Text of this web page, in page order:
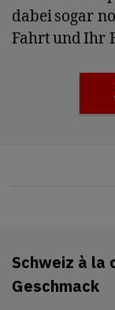
dabei sogar
Fahrt und Ihr
Schweiz à la
Geschmack